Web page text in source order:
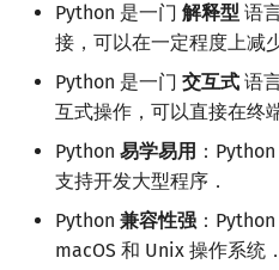
F.A.Q.
镜像站列表
致谢
出题
WSL (Windows 10)
Special Judge
Testlib
Polygon
函数
文件操作
新版 C++ 特性
Lambda 表达式
pb_ds
编译优化
使用 pip 安装第三方库
基本语法
注释
基本数据类型
一切皆对象
排序
前缀和 & 差分
二分
倍增
迭代加深搜索
IDA*
回溯法
Dancing Links
树形 DP
状压 DP
数位 DP
插头 DP
前缀函数与 KMP 算法
Boyer–Moore 算法
Z 函数（扩展 KMP）
AC 自动机
快速幂
置换和排列
弧度制与坐标系
复数
块状数据结构
单调栈
单调队列
有向无环图
拓扑排序
最短路问题
生成树问题
凸包
扫描线
旋转卡壳
半平面交
悬线法
有限状态自动机
计算理论基础
字节顺序
Python 是一门 解释型 语
接，可以在一定程度上减
Python 是一门 交互式 语
互式操作，可以直接在终
Python 易学易用 ：
支持开发大型程序．
Python 兼容性强 ：
macOS 和 Unix 操作系统．